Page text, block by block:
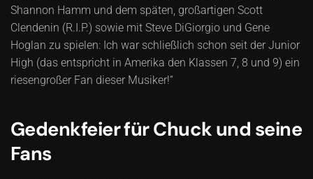
Shannon Hamm und dem späten, großartigen Scott
Clendenin (R.I.P.) sowie mit Steve DiGiorgio und Gene
Hoglan zu spielen: Ich war schließlich schon seit der Junior
High (das entspricht in Amerika den Klassen 7, 8 und 9) ein
riesengroßer Fan dieser Musiker!“
Gedenkfeier für Chuck und seine
Fans